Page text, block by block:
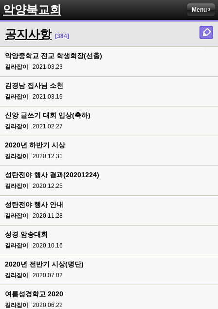
악양북교회 Menu
공지사항 [384]
악양중학교 전교 학생회장(선출)
길라잡이 2021.03.23
김경남 집사님 소천
길라잡이 2021.03.19
신앙 글쓰기 대회 입상(축하)
길라잡이 2021.02.27
2020년 하반기 시상
길라잡이 2020.12.31
성탄전야 행사 결과(20201224)
길라잡이 2020.12.25
성탄전야 행사 안내
길라잡이 2020.11.28
성경 암송대회
길라잡이 2020.10.16
2020년 전반기 시상(명단)
길라잡이 2020.07.02
여름성경학교 2020
길라잡이 2020.06.22